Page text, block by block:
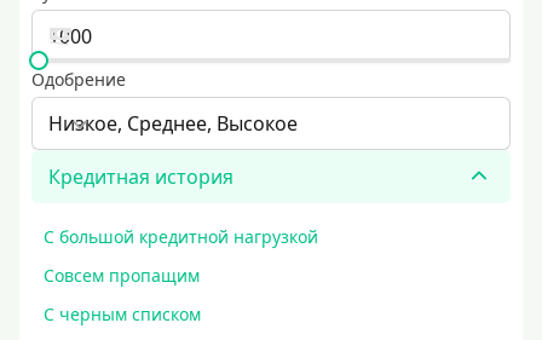
Одобрение
Низкое, Среднее, Высокое
Кредитная история
С большой кредитной нагрузкой
Совсем пропащим
С черным списком